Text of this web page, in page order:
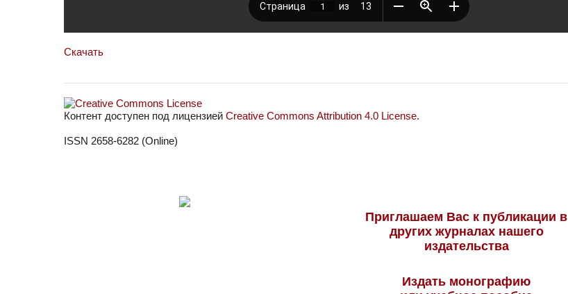
Скачать
Контент доступен под лицензией Creative Commons Attribution 4.0 License.
ISSN 2658-6282 (Online)
Приглашаем Вас к публикации в
других журналах нашего
издательства
Издать монографию